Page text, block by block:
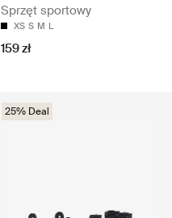
Sprzęt sportowy
XS S M L
159 zł
25% Deal